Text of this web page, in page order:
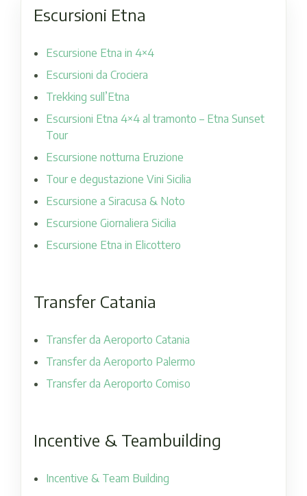
Escursioni Etna
Escursione Etna in 4×4
Escursioni da Crociera
Trekking sull’Etna
Escursioni Etna 4×4 al tramonto – Etna Sunset
Tour
Escursione notturna Eruzione
Tour e degustazione Vini Sicilia
Escursione a Siracusa & Noto
Escursione Giornaliera Sicilia
Escursione Etna in Elicottero
Transfer Catania
Transfer da Aeroporto Catania
Transfer da Aeroporto Palermo
Transfer da Aeroporto Comiso
Incentive & Teambuilding
Incentive & Team Building